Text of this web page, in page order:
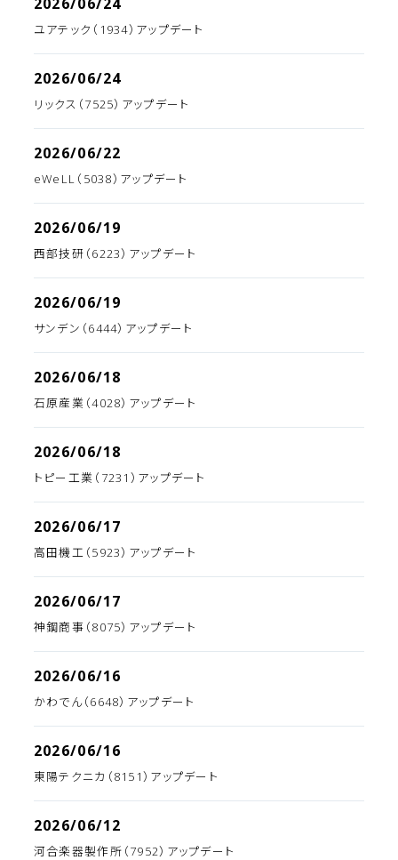
ユアテック（1934）アップデート
2026/06/24
リックス（7525）アップデート
2026/06/22
eWeLL（5038）アップデート
2026/06/19
西部技研（6223）アップデート
2026/06/19
サンデン（6444）アップデート
2026/06/18
石原産業（4028）アップデート
2026/06/18
トピー工業（7231）アップデート
2026/06/17
高田機工（5923）アップデート
2026/06/17
神鋼商事（8075）アップデート
2026/06/16
かわでん（6648）アップデート
2026/06/16
東陽テクニカ（8151）アップデート
2026/06/12
河合楽器製作所（7952）アップデート